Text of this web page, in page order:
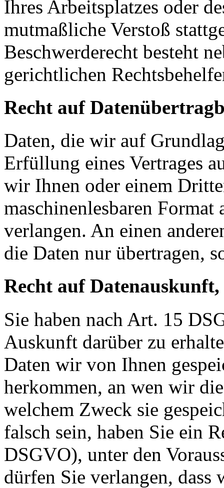
Ihres Arbeitsplatzes oder
mutmaßliche Verstoß
Beschwerderecht besteht
gerichtlichen
Recht auf
Daten, die wir auf
Erfüllung eines Vertrages
wir Ihnen oder einem
maschinenlesbaren Format
verlangen. An einen
die Daten nur übertragen,
Recht auf
Sie haben nach Art. 15
Auskunft darüber zu
Daten wir von Ihnen
herkommen, an wen wir
welchem Zweck sie
falsch sein, haben Sie ein
DSGVO), unter den
dürfen Sie verlangen, dass